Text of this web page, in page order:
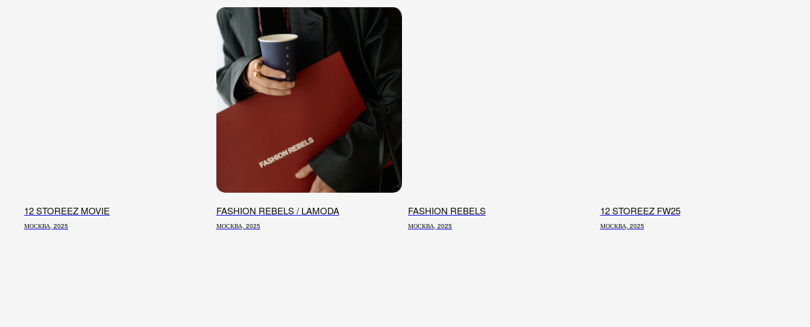
12 STOREEZ MOVIE
МОСКВА, 2025
FASHION REBELS / LAMODA
МОСКВА, 2025
FASHION REBELS
МОСКВА, 2025
12 STOREEZ FW25
МОСКВА, 2025